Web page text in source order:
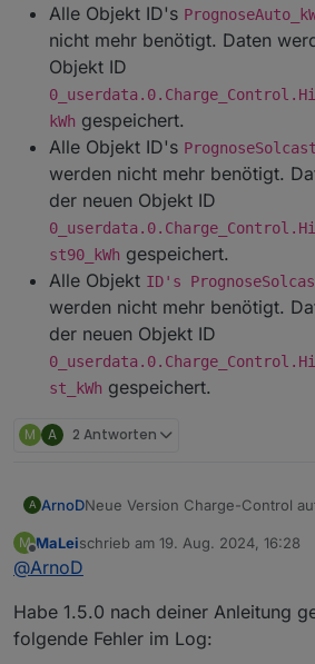
Alle Objekt ID's
nicht mehr benötigt. Daten
Objekt ID
kWh gespeichert.
Alle Objekt ID's
werden nicht mehr benötigt.
der neuen Objekt ID
st90_kWh gespeichert.
Alle Objekt ID's
werden nicht mehr benötigt.
der neuen Objekt ID
st_kWh gespeichert.
M A 2 Antworten
A ArnoDNeue Version Charge-Control
Änderungen:
Es wird überprüft, ob bei
Fehler behoben, dass bei
ChargeControl
gesetzt wurde.
M
Offline
MaLeischrieb am 19. Aug. 2024, 16:28
zuletzt editiert von
@ArnoD
Habe 1.5.0 nach deiner Anleitung
folgende Fehler im Log: